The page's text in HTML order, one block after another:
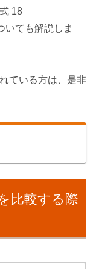
18
いても解説 しま
ている方は、是非
比較する際